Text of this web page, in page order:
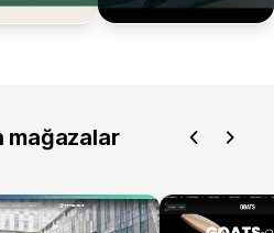
mağazalar